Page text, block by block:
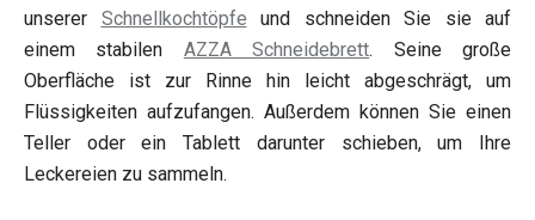
unserer Schnellkochtöpfe und schneiden Sie sie auf
einem stabilen AZZA Schneidebrett. Seine große
Oberfläche ist zur Rinne hin leicht abgeschrägt, um
Flüssigkeiten aufzufangen. Außerdem können Sie einen
Teller oder ein Tablett darunter schieben, um Ihre
Leckereien zu sammeln.